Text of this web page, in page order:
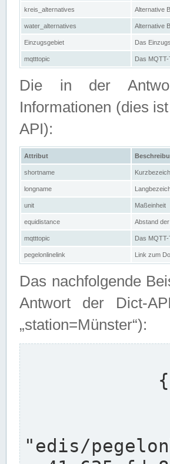
kreis_alternatives Alternative
water_alternatives Alternative
Einzugsgebiet Das
mqtttopic Das
Die in der
Informationen (dies
API):
Attribut
shortname
longname
unit Maßeinheit
equidistance Abstand
mqtttopic Das
pegelonlinelink Link zum
Das nachfolgende
Antwort der Dict-
„station=Münster“):
"edis/